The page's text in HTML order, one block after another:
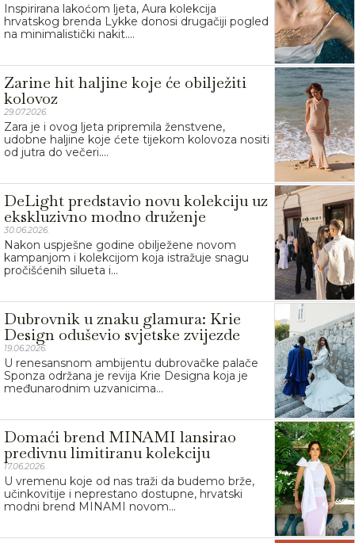
Inspirirana lakoćom ljeta, Aura kolekcija
hrvatskog brenda Lykke donosi drugačiji pogled
na minimalistički nakit....
Zarine hit haljine koje će obilježiti
kolovoz
29.07.2026.
Zara je i ovog ljeta pripremila ženstvene,
udobne haljine koje ćete tijekom kolovoza nositi
od jutra do večeri....
DeLight predstavio novu kolekciju uz
ekskluzivno modno druženje
30.06.2026.
Nakon uspješne godine obilježene novom
kampanjom i kolekcijom koja istražuje snagu
pročišćenih silueta i...
Dubrovnik u znaku glamura: Krie
Design oduševio svjetske zvijezde
19.06.2026.
U renesansnom ambijentu dubrovačke palače
Sponza održana je revija Krie Designa koja je
međunarodnim uzvanicima...
Domaći brend MINAMI lansirao
predivnu limitiranu kolekciju
17.06.2026.
U vremenu koje od nas traži da budemo brže,
učinkovitije i neprestano dostupne, hrvatski
modni brend MINAMI novom...